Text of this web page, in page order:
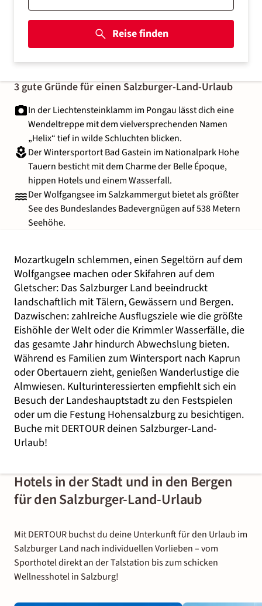
Reise finden
3 gute Gründe für einen Salzburger-Land-Urlaub
In der Liechtensteinklamm im Pongau lässt dich eine
Wendeltreppe mit dem vielversprechenden Namen
„Helix“ tief in wilde Schluchten blicken.
Der Wintersportort Bad Gastein im Nationalpark Hohe
Tauern besticht mit dem Charme der Belle Époque,
hippen Hotels und einem Wasserfall.
Der Wolfgangsee im Salzkammergut bietet als größter
See des Bundeslandes Badevergnügen auf 538 Metern
Seehöhe.
Mozartkugeln schlemmen, einen Segeltörn auf dem
Wolfgangsee machen oder Skifahren auf dem
Gletscher: Das Salzburger Land beeindruckt
landschaftlich mit Tälern, Gewässern und Bergen.
Dazwischen: zahlreicheAusflugsziele wie die größte
Eishöhle der Welt oder die Krimmler Wasserfälle, die
das gesamte Jahr hindurch Abwechslung bieten.
Während es Familien zum Wintersport nach Kaprun
oderObertauern zieht, genießen Wanderlustige die
Almwiesen. Kulturinteressierten empfiehlt sich ein
Besuch der Landeshauptstadt zu den Festspielen
oder um die Festung Hohensalzburgzu besichtigen.
Buche mit DERTOURdeinen Salzburger-Land-
Urlaub!
Hotels in der Stadt und in den Bergen
für den Salzburger-Land-Urlaub
Mit DERTOUR buchst du deine Unterkunft für den Urlaub im
Salzburger Land nach individuellen Vorlieben – vom
Sporthotel direkt an der Talstation bis zum schicken
Wellnesshotel in Salzburg!